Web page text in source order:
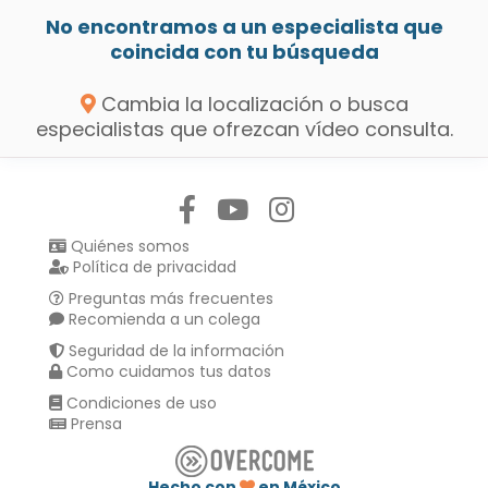
No encontramos a un especialista que
coincida con tu búsqueda
Cambia la localización o busca
especialistas que ofrezcan vídeo consulta.
Quiénes somos
Política de privacidad
Preguntas más frecuentes
Recomienda a un colega
Seguridad de la información
Como cuidamos tus datos
Condiciones de uso
Prensa